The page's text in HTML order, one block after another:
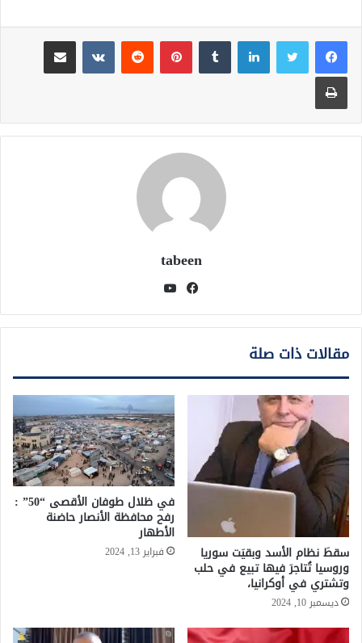
لينكدإن بينتيريست
مشاركة عبر البريد
طباعة
tabeen
فيسبوك
مقالات ذات صلة
سقطَ نظام الأسد وبقيَت سوريا
وروسيا تُتاجرَ فيها تبيع في حلب
وتشتري في أوكرانيا،
ديسمبر 10, 2024
في ظلال طوفان الأقصى “50” :
رفح محافظة الأنصار حاضنة
الأطهار
فبراير 13, 2024